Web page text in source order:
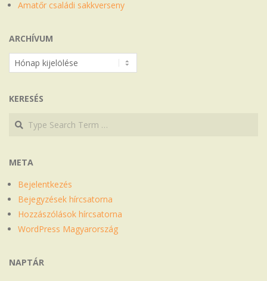
Amatőr családi sakkverseny
ARCHÍVUM
Archívum
KERESÉS
Search
Search
META
Bejelentkezés
Bejegyzések hírcsatorna
Hozzászólások hírcsatorna
WordPress Magyarország
NAPTÁR